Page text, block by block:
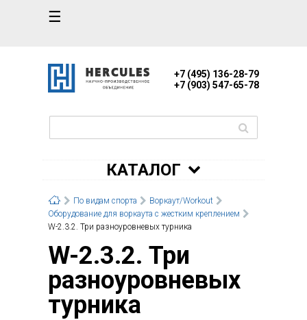
☰
+7 (495) 136-28-79
+7 (903) 547-65-78
КАТАЛОГ
По видам спорта
Воркаут/Workout
Оборудование для воркаута с жестким креплением
W-2.3.2. Три разноуровневых турника
W-2.3.2. Три
разноуровневых
турника